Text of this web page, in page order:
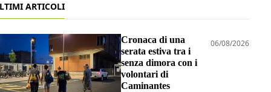
ARTICOLI
Cronaca di una
serata estiva tra i
senza dimora con i
volontari di
Caminantes
06/08/2026